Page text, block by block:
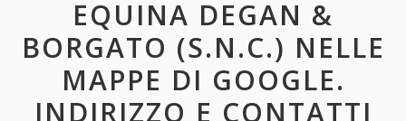
EQUINA DEGAN &
BORGATO (S.N.C.) NELLE
MAPPE DI GOOGLE.
INDIRIZZO E CONTATTI